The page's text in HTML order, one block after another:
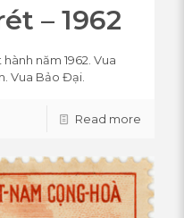
– 1962
năm 1962. Vua
Vua Bảo Đại.
Read more